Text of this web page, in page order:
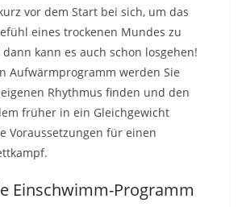
vor dem Start bei sich, um das
eines trockenen Mundes zu
kann es auch schon losgehen!
Aufwärmprogramm werden Sie
Rhythmus finden und den
früher in ein Gleichgewicht
Voraussetzungen für einen
Einschwimm-Programm